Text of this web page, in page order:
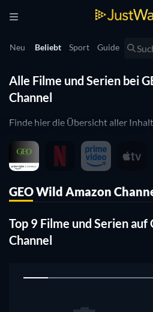
Neu Beliebt Sport Guide
Alle Filme und Serien bei
Channel
Finde hier die Übersicht aller
sehen, welche Filme und Serien
Amazon Channel zu sehen sind.
Anbietern hin- und herwechseln
GEO Wild Amazon
Top 9 Filme und Serien auf
Channel
1